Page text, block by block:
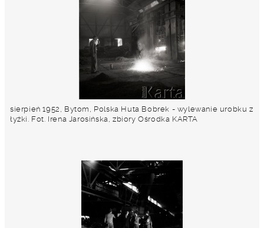
sierpień 1952, Bytom, Polska Huta Bobrek - wylewanie urobku z
łyżki. Fot. Irena Jarosińska, zbiory Ośrodka KARTA